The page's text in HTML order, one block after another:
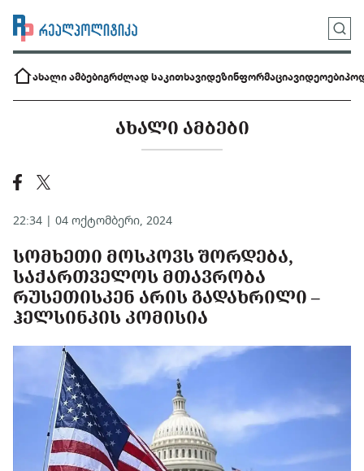
ახალი ამბებიგრძლად საკითხავიდეზინფორმაციავიდეოები
ᲐᲮᲐᲚᲘ ᲐᲛᲑᲔᲑᲘ
22:34 | 04 ოქტომბერი, 2024
ᲡᲝᲛᲮᲔᲗᲘ ᲛᲝᲡᲙᲝᲕᲡ ᲨᲝᲠᲓᲔᲑᲐ,
ᲡᲐᲥᲐᲠᲗᲕᲔᲚᲝᲡ ᲛᲗᲐᲕᲠᲝᲑᲐ
ᲠᲣᲡᲔᲗᲘᲡᲙᲔᲜ ᲐᲠᲘᲡ ᲒᲐᲓᲐᲮᲠᲘᲚᲘ –
ᲰᲔᲚᲡᲘᲜᲙᲘᲡ ᲙᲝᲛᲘᲡᲘᲐ